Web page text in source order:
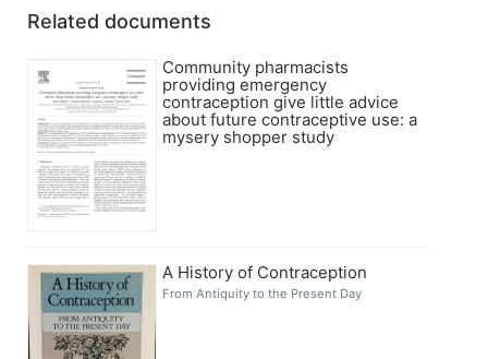
Related documents
Community pharmacists
providing emergency
contraception give little advice
about future contraceptive use: a
mysery shopper study
A History of Contraception
From Antiquity to the Present Day